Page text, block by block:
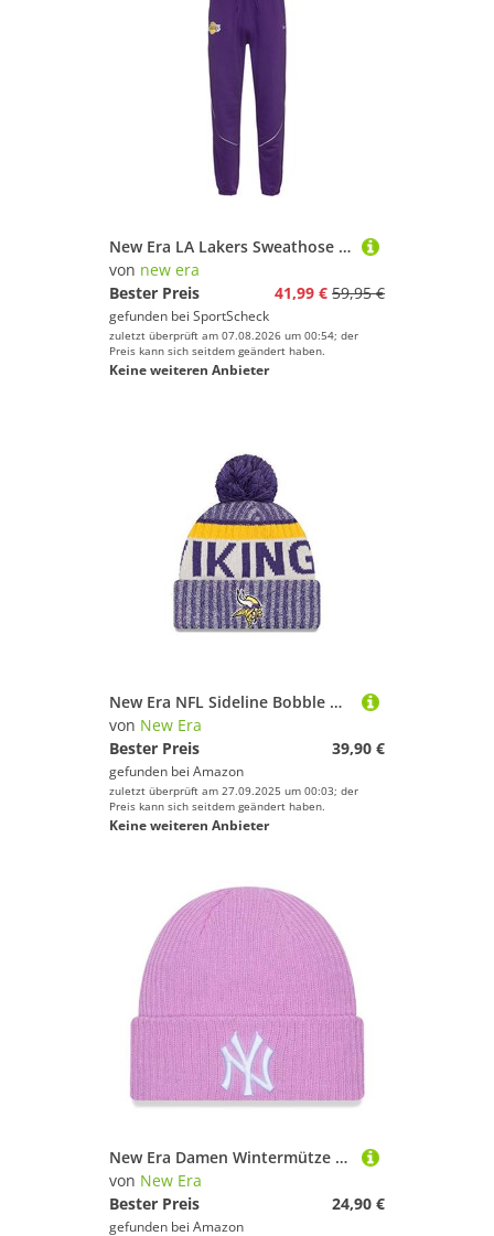
New Era LA Lakers Sweathose Herren
von new era
Bester Preis
41,99 € 59,95 €
gefunden bei SportScheck
zuletzt überprüft am 07.08.2026 um 00:54; der
Preis kann sich seitdem geändert haben.
Keine weiteren Anbieter
New Era NFL Sideline Bobble Winter Mütze - Minnesota Vikings
von New Era
Bester Preis
39,90 €
gefunden bei Amazon
zuletzt überprüft am 27.09.2025 um 00:03; der
Preis kann sich seitdem geändert haben.
Keine weiteren Anbieter
New Era Damen Wintermütze Beanie New York Yankees lila
von New Era
Bester Preis
24,90 €
gefunden bei Amazon